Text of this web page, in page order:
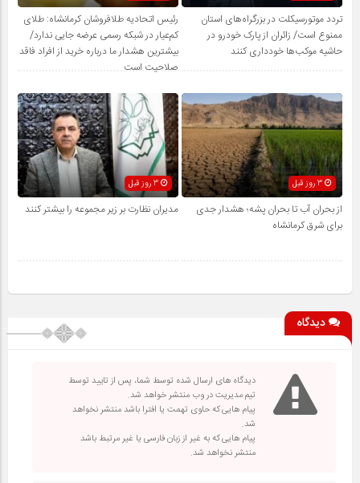
تردد موتورسیکلت در بزرگراه‌های استان
ممنوع است/ زائران از پارک خودرو در
حاشیه موکب‌ها خودداری کنند
رئیس اتحادیه طلافروشان کرمانشاه: طلای
کم‌عیار در شبکه رسمی عرضه جایی ندارد/
بیشترین هشدار ما درباره خرید از افراد فاقد
صلاحیت است
3 روز قبل
از بحران آب تا بحران پشه؛ هشدار جدی
برای شرق کرمانشاه
مدیران نظارت بر زیر مجموعه را بیشتر کنند
دیدگاه
دیدگاه های ارسال شده توسط شما، پس از تایید توسط
تیم مدیریت در وب منتشر خواهد شد.
پیام هایی که حاوی تهمت یا افترا باشد منتشر نخواهد
شد.
پیام هایی که به غیر از زبان فارسی یا غیر مرتبط باشد
منتشر نخواهد شد.